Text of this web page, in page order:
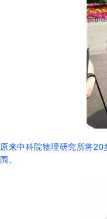
原来中科院物理研究所将
围。